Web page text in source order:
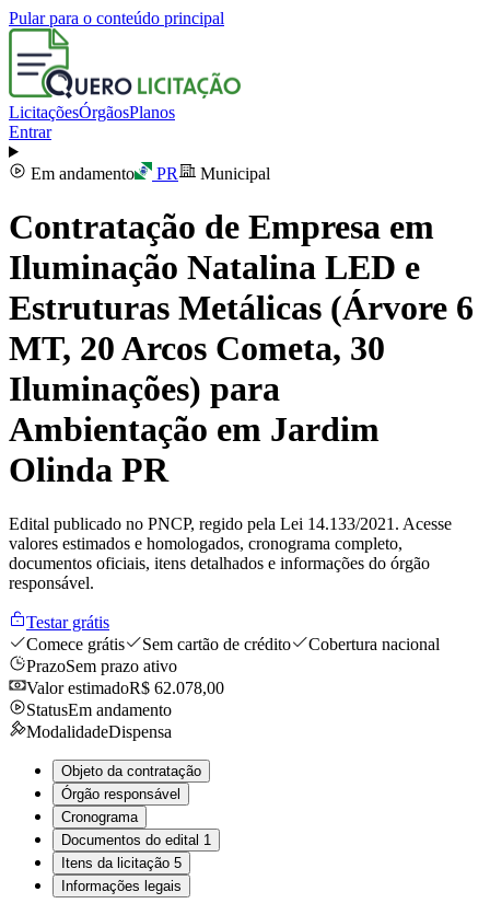
Pular para o conteúdo principal
LicitaçõesÓrgãosPlanos
Entrar
Em andamento PR Municipal
Contratação de Empresa em
Iluminação Natalina LED e
Estruturas Metálicas (Árvore 6
MT, 20 Arcos Cometa, 30
Iluminações) para
Ambientação em Jardim
Olinda PR
Edital publicado no PNCP, regido pela Lei 14.133/2021. Acesse
valores estimados e homologados, cronograma completo,
documentos oficiais, itens detalhados e informações do órgão
responsável.
Testar grátis
Comece grátis
Sem cartão de crédito
Cobertura nacional
PrazoSem prazo ativo
Valor estimadoR$ 62.078,00
StatusEm andamento
ModalidadeDispensa
Objeto da contratação
Órgão responsável
Cronograma
Documentos do edital 1
Itens da licitação 5
Informações legais